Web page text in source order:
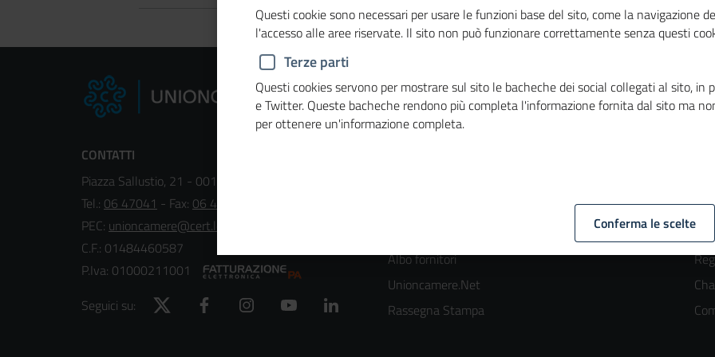
CONTATTI
Piazza Sallustio, 21 - 00187 Roma
Tel.: 06 47041 - Fax: 06 4704240
PEC: unioncamere@cert.legalmail.it
C.F.: 01484460587
P.Iva: 01000211001
Seguici su:
Twitter Facebook Instagram YouTube
2
Albo fornitori
Unioncamere.Net
Rassegna Stampa
3
Questi cookie sono necessari per usare le funzioni base del sito, come la navigazione
l'accesso alle aree riservate. Il sito non può funzionare correttamente senza questi
Terze parti
Questi cookies servono per mostrare sul sito le bacheche dei social collegati al sito, in
e Twitter. Queste bacheche rendono più completa l'informazione fornita dal sito ma
per ottenere un'informazione completa.
Conferma le scelte